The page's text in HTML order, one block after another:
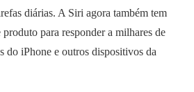
diárias. A Siri agora também tem
para responder a milhares de
do iPhone e outros dispositivos da